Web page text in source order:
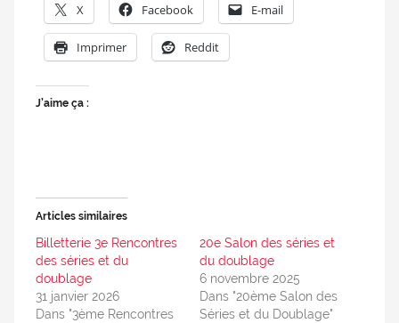
X Facebook E-mail
Imprimer Reddit
J’aime ça :
Articles similaires
Billetterie 3e Rencontres
des séries et du
doublage
31 janvier 2026
Dans "3ème Rencontres
20e Salon des séries et
du doublage
6 novembre 2025
Dans "20ème Salon des
Séries et du Doublage"